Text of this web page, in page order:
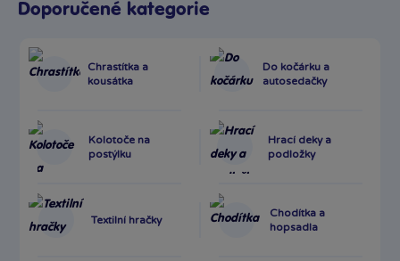
Doporučené kategorie
Chrastítka a
kousátka
Do kočárku a
autosedačky
Kolotoče na
postýlku
Hrací deky a
podložky
Textilní hračky
Chodítka a
hopsadla